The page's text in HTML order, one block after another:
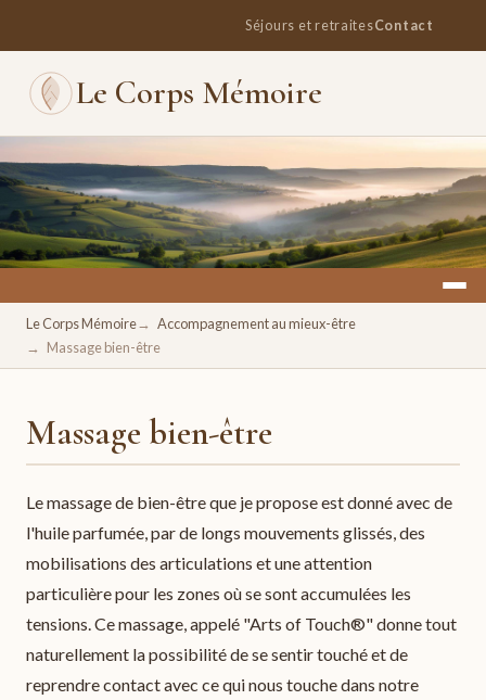
Séjours et retraitesContact
Le Corps Mémoire
Un espace pour se retrouver, se ressourcer, se réconcilier
avec soi.
Le Corps Mémoire
Accompagnement au mieux-être
Massage bien-être
Massage bien-être
Le massage de bien-être que je propose est donné avec de
l'huile parfumée, par de longs mouvements glissés, des
mobilisations des articulations et une attention
particulière pour les zones où se sont accumulées les
tensions. Ce massage, appelé "Arts of Touch®" donne tout
naturellement la possibilité de se sentir touché et de
reprendre contact avec ce qui nous touche dans notre